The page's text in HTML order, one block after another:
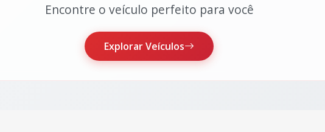
Encontre o veículo perfeito para você
Explorar Veículos